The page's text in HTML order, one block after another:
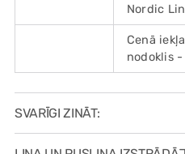
Nordic
Cenā
nodoklis -
SVARĪGI ZINĀT: